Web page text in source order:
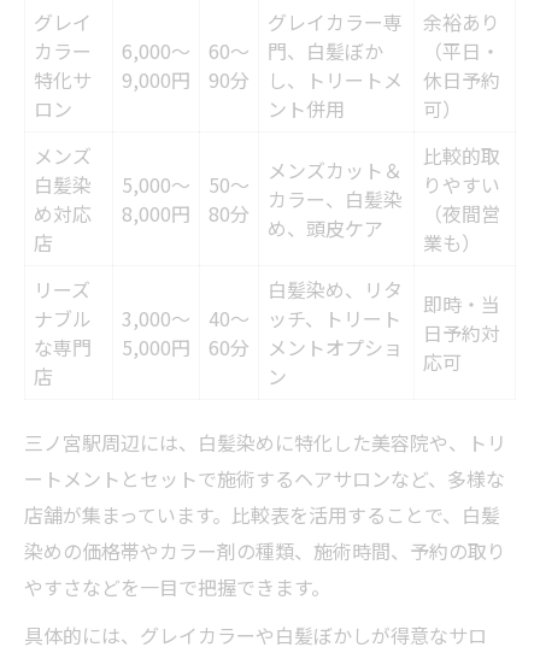
白髪染めとヘアカラーの違いを徹底比較
白髪染めとヘアカラーの違い比較表
美容院で選ぶカラー方法の特徴
自分に合う美容院の選び方ガイド
白髪染めとカラーの仕上がりの違い
メンズ向け美容院白髪染めサービス一覧
男性に人気の美容院選びのコツ
美容院で叶うメンズ白髪染めの魅力
三ノ宮駅で男性も通いやすい美容院
美容院でのメンズ白髪ぼかし体験談
白髪ぼかしが得意な美容院で若々しい印象へ
白髪ぼかしが得意な美容院比較表
若々しさを演出する美容院の技術力
美容院で叶う自然な白髪カバー方法
グレイ
カラー
特化サ
ロン
6,000〜
9,000円
60〜
90分
グレイカラー専
門、白髪ぼか
し、トリートメ
ント併用
余裕あり
（平日・
休日予約
可）
メンズ
白髪染
め対応
店
5,000〜
8,000円
50〜
80分
メンズカット＆
カラー、白髪染
め、頭皮ケア
比較的取
りやすい
（夜間営
業も）
リーズ
ナブル
な専門
店
3,000〜
5,000円
40〜
60分
白髪染め、リタ
ッチ、トリート
メントオプショ
ン
即時・当
日予約対
応可
三ノ宮駅周辺には、白髪染めに特化した美容院や、トリ
ートメントとセットで施術するヘアサロンなど、多様な
店舗が集まっています。比較表を活用することで、白髪
染めの価格帯やカラー剤の種類、施術時間、予約の取り
やすさなどを一目で把握できます。
具体的には、グレイカラーや白髪ぼかしが得意なサロ